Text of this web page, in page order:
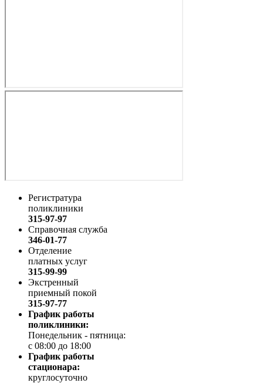
Регистратура
поликлиники
315-97-97
Справочная служба
346-01-77
Отделение
платных услуг
315-99-99
Экстренный
приемный покой
315-97-77
График работы
поликлиники:
Понедельник - пятница:
с 08:00 до 18:00
График работы
стационара:
круглосуточно